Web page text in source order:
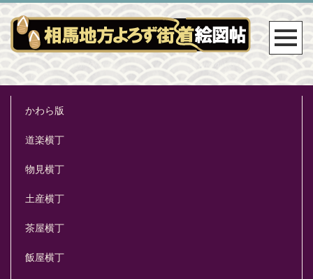
かわら版
道楽横丁
物見横丁
土産横丁
茶屋横丁
飯屋横丁